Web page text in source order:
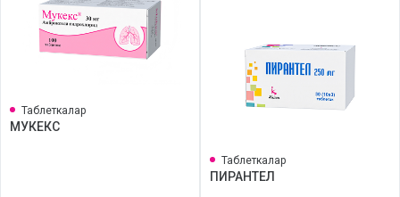
Таблеткалар
МУКЕКС
Таблеткалар
ПИРАНТЕЛ